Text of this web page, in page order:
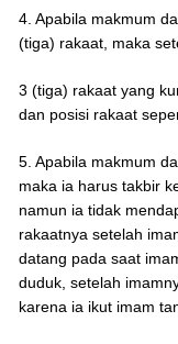
4. Apabila makmum
(tiga) rakaat, maka
3 (tiga) rakaat yang
dan posisi rakaat
5. Apabila makmum
maka ia harus takbir
namun ia tidak
rakaatnya setelah
datang pada saat
duduk, setelah
karena ia ikut imam